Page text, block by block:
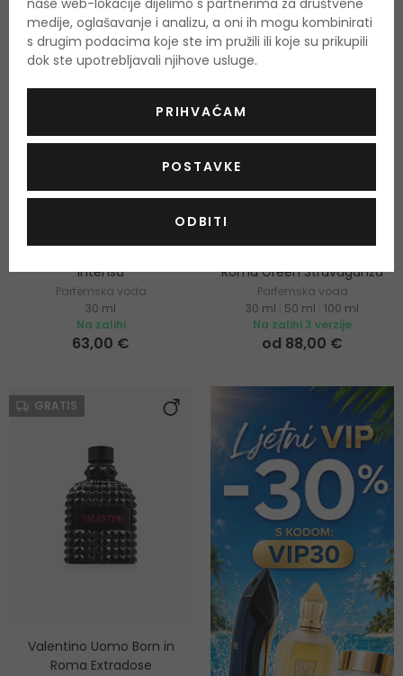
Intensa
Parfemska voda
30 ml
Na zalihi
63,00 €
-3%
Roma Green Stravaganza
Parfemska voda
30 ml
50 ml
100 ml
Na zalihi 3 verzije
od 88,00 €
GRATIS
Valentino Uomo Born in
Roma Extradose
medije, oglašavanje i analizu, a oni ih mogu kombinirati
s drugim podacima koje ste im pružili ili koje su prikupili
dok ste upotrebljavali njihove usluge.
PRIHVAĆAM
POSTAVKE
ODBITI